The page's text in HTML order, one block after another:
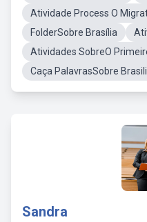
Atividade Process O
FolderSobre Brasília
Atividades SobreO
Caça PalavrasSobre
Sandra